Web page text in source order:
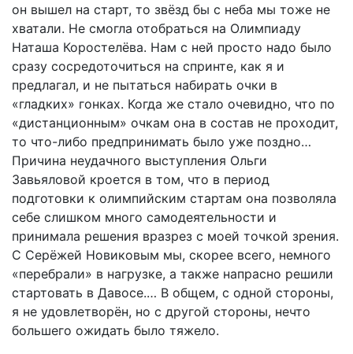
он вышел на старт, то звёзд бы с неба мы тоже не
хватали. Не смогла отобраться на Олимпиаду
Наташа Коростелёва. Нам с ней просто надо было
сразу сосредоточиться на спринте, как я и
предлагал, и не пытаться набирать очки в
«гладких» гонках. Когда же стало очевидно, что по
«дистанционным» очкам она в состав не проходит,
то что-либо предпринимать было уже поздно…
Причина неудачного выступления Ольги
Завьяловой кроется в том, что в период
подготовки к олимпийским стартам она позволяла
себе слишком много самодеятельности и
принимала решения вразрез с моей точкой зрения.
С Серёжей Новиковым мы, скорее всего, немного
«перебрали» в нагрузке, а также напрасно решили
стартовать в Давосе.… В общем, с одной стороны,
я не удовлетворён, но с другой стороны, нечто
большего ожидать было тяжело.